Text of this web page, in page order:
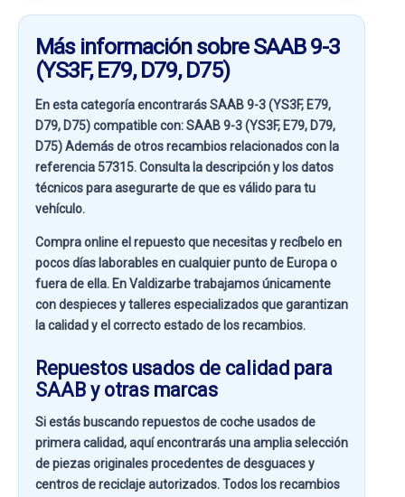
Más información sobre SAAB 9-3
(YS3F, E79, D79, D75)
En esta categoría encontrarás SAAB 9-3 (YS3F, E79,
D79, D75) compatible con:SAAB 9-3 (YS3F, E79, D79,
D75)Además de otros recambios relacionados con la
referencia 57315. Consulta la descripción y los datos
técnicos para asegurarte de que es válido para tu
vehículo.
Compra online el repuesto que necesitas y recíbelo en
pocos días laborables en cualquier punto de Europa o
fuera de ella. EnValdizarbetrabajamos únicamente
con despieces y talleres especializados que garantizan
la calidad y el correcto estado de los recambios.
Repuestos usados de calidad para
SAAB y otras marcas
Si estás buscandorepuestos de coche usados de
primera calidad, aquí encontrarás una amplia selección
de piezas originales procedentes de desguaces y
centros de reciclaje autorizados. Todos los recambios